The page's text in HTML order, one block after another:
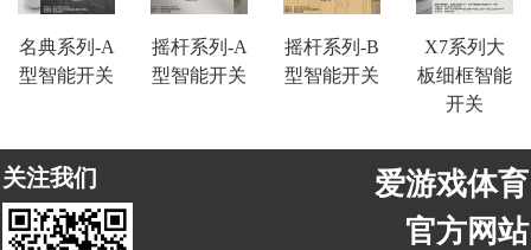
名典系列-A
型智能开关
摇杆系列-A
型智能开关
摇杆系列-B
型智能开关
X7系列大
板细框智能
开关
关注我们
爱游戏体育
官方网站